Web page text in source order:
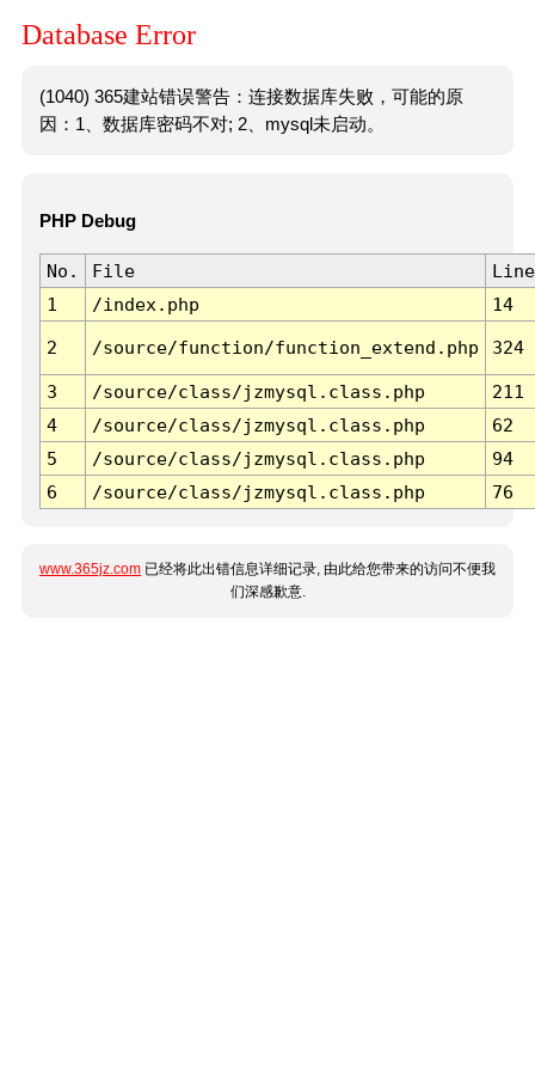
Database Error
(1040) 365建站错误警告：连接数据库失败，可能的原
因：1、数据库密码不对; 2、mysql未启动。
PHP Debug
No. File
Line
1
/index.php 14
2 /source/function/function_extend.php 324
3 /source/class/jzmysql.class.php
211
4
/source/class/jzmysql.class.php
62
5
/source/class/jzmysql.class.php
94
6
/source/class/jzmysql.class.php 76
www.365jz.com 已经将此出错信息详细记录, 由此给您带来的访问不便我
们深感歉意.